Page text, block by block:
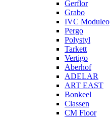
Gerflor
Grabo
IVC Moduleo
Pergo
Polystyl
Tarkett
Vertigo
Aberhof
ADELAR
ART EAST
Bonkeel
Classen
CM Floor